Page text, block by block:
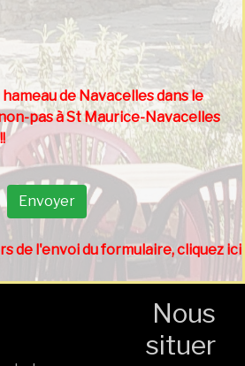
de Navacelles dans le
pas à St Maurice-Navacelles
de l'envoi du formulaire, cliquez ici
Nous
situer